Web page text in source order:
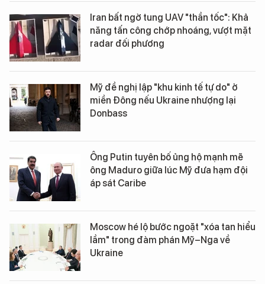
Iran bất ngờ tung UAV "thần tốc": Khả
năng tấn công chớp nhoáng, vượt mặt
radar đối phương
Mỹ đề nghị lập "khu kinh tế tự do" ở
miền Đông nếu Ukraine nhượng lại
Donbass
Ông Putin tuyên bố ủng hộ mạnh mẽ
ông Maduro giữa lúc Mỹ đưa hạm đội
áp sát Caribe
Moscow hé lộ bước ngoặt "xóa tan hiểu
lầm" trong đàm phán Mỹ–Nga về
Ukraine